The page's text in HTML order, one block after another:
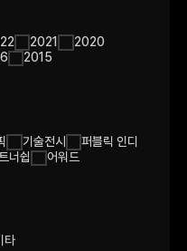
2021
2020
2015
기술전시
퍼블릭 인디
너쉽 어워드
타